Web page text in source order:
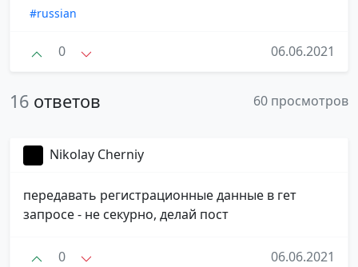
#russian
0 06.06.2021
16 ответов 60 просмотров
Nikolay Cherniy
передавать регистрационные данные в гет
запросе - не секурно, делай пост
0 06.06.2021